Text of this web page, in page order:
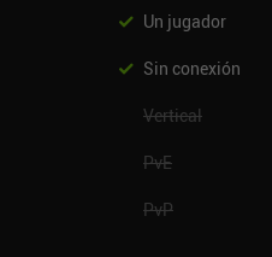
Un jugador
Sin conexión
Vertical
PvE
PvP